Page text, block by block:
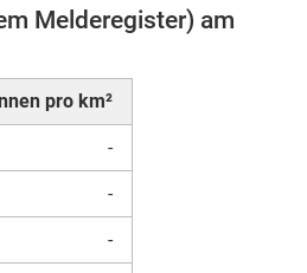
Melderegister) am
pro km²
-
-
-